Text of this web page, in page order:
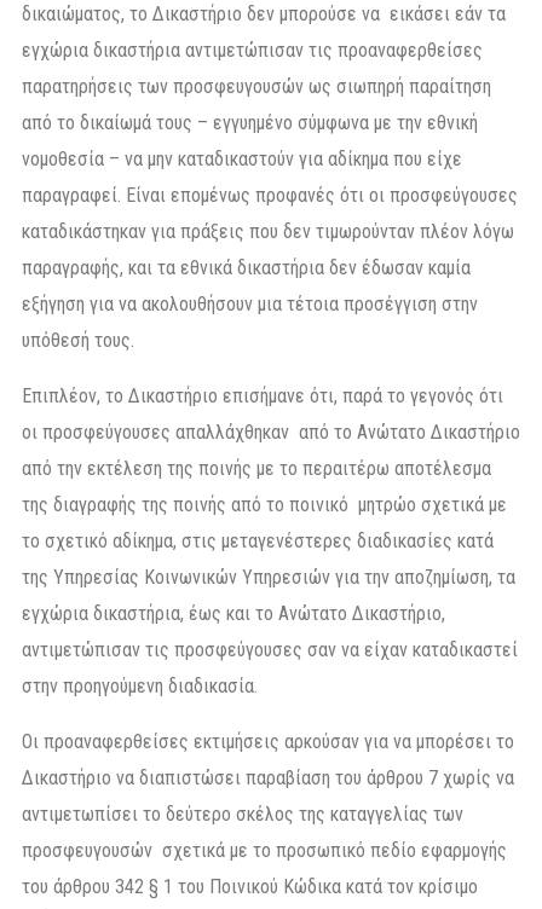
δικαιώματος, το Δικαστήριο δεν μπορούσε να εικάσει εάν τα
εγχώρια δικαστήρια αντιμετώπισαν τις προαναφερθείσες
παρατηρήσεις των προσφευγουσών ως σιωπηρή παραίτηση
από το δικαίωμά τους – εγγυημένο σύμφωνα με την εθνική
νομοθεσία – να μην καταδικαστούν για αδίκημα που είχε
παραγραφεί. Είναι επομένως προφανές ότι οι προσφεύγουσες
καταδικάστηκαν για πράξεις που δεν τιμωρούνταν πλέον λόγω
παραγραφής, και τα εθνικά δικαστήρια δεν έδωσαν καμία
εξήγηση για να ακολουθήσουν μια τέτοια προσέγγιση στην
υπόθεσή τους.
Επιπλέον, το Δικαστήριο επισήμανε ότι, παρά το γεγονός ότι
οι προσφεύγουσες απαλλάχθηκαν από το Ανώτατο Δικαστήριο
από την εκτέλεση της ποινής με το περαιτέρω αποτέλεσμα
της διαγραφής της ποινής από το ποινικό μητρώο σχετικά με
το σχετικό αδίκημα, στις μεταγενέστερες διαδικασίες κατά
της Υπηρεσίας Κοινωνικών Υπηρεσιών για την αποζημίωση, τα
εγχώρια δικαστήρια, έως και το Ανώτατο Δικαστήριο,
αντιμετώπισαν τις προσφεύγουσες σαν να είχαν καταδικαστεί
στην προηγούμενη διαδικασία.
Οι προαναφερθείσες εκτιμήσεις αρκούσαν για να μπορέσει το
Δικαστήριο να διαπιστώσει παραβίαση του άρθρου 7 χωρίς να
αντιμετωπίσει το δεύτερο σκέλος της καταγγελίας των
προσφευγουσών σχετικά με το προσωπικό πεδίο εφαρμογής
του άρθρου 342 § 1 του Ποινικού Κώδικα κατά τον κρίσιμο